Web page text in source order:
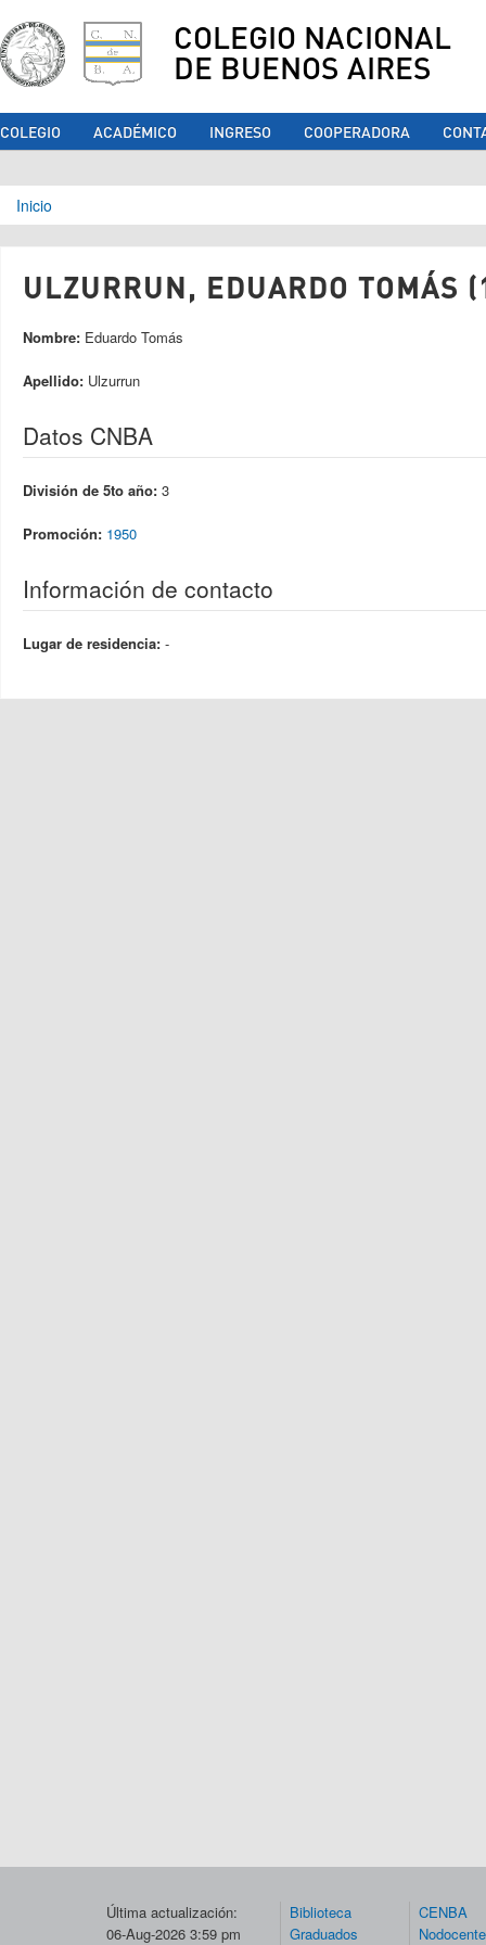
COLEGIO NACIONAL
DE BUENOS AIRES
COLEGIO ACADÉMICO INGRESO COOPERADORA
Se encuentra usted aquí
Inicio
ULZURRUN, EDUARDO TOMÁS
Nombre: Eduardo Tomás
Apellido: Ulzurrun
Datos CNBA
División de 5to año: 3
Promoción: 1950
Información de contacto
Lugar de residencia: -
Última actualización:
06-Aug-2026 3:59 pm
Biblioteca
Graduados
CENBA